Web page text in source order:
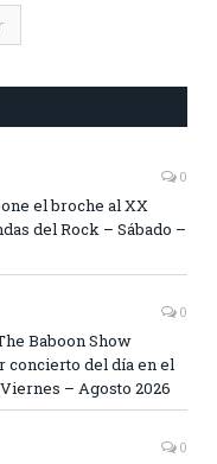
0
el broche al XX
del Rock – Sábado –
0
Baboon Show
concierto del día en el
– Agosto 2026
0